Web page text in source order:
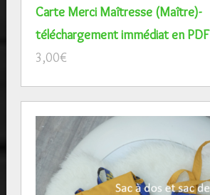
Carte Merci Maîtresse (Maître)-
téléchargement immédiat en PDF
3,00€